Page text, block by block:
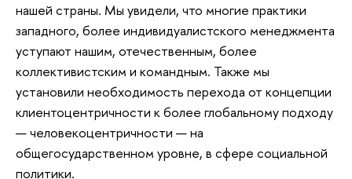
нашей страны. Мы увидели, что многие практики
западного, более индивидуалистского менеджмента
уступают нашим, отечественным, более
коллективистским и командным. Также мы
установили необходимость перехода от концепции
клиентоцентричности к более глобальному подходу
— человекоцентричности — на
общегосударственном уровне, в сфере социальной
политики.